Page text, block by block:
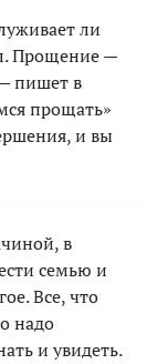
ли
Прощение —
пишет в
прощать»
и вы
в
семью и
Все, что
надо
и увидеть.